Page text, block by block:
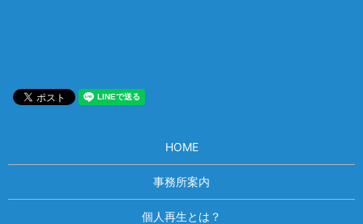
HOME
事務所案内
個人再生とは？